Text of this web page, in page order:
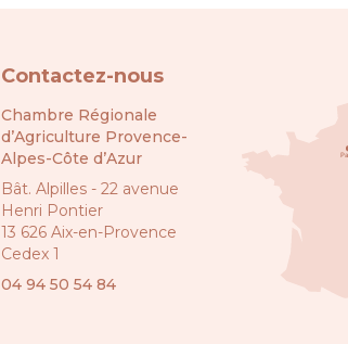
Contactez-nous
Chambre Régionale
d’Agriculture Provence-
Alpes-Côte d’Azur
Bât. Alpilles - 22 avenue
Henri Pontier
13 626 Aix-en-Provence
Cedex 1
04 94 50 54 84